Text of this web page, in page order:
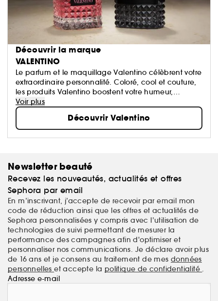
Découvrir la marque
VALENTINO
Le parfum et le maquillage Valentino célèbrent votre
extraordinaire personnalité. Coloré, cool et couture,
les produits Valentino boostent votre humeur,
éveillent votre sensorialité et vous permettent
d’exprimer votre créativité.​
Valentino Beauty. De multiples façons d’être vous.​
Voir plus
Découvrir Valentino
Newsletter beauté
Recevez les nouveautés, actualités et offres
Sephora par email
En m’inscrivant, j’accepte de recevoir par email mon
code de réduction ainsi que les offres et actualités de
Sephora personnalisées y compris avec l’utilisation de
technologies de suivi permettant de mesurer la
performance des campagnes afin d'optimiser et
personnaliser nos communications. Je déclare avoir plus
de 16 ans et je consens au traitement de mes données
personnelleset accepte la politique de confidentialité .
Adresse e-mail